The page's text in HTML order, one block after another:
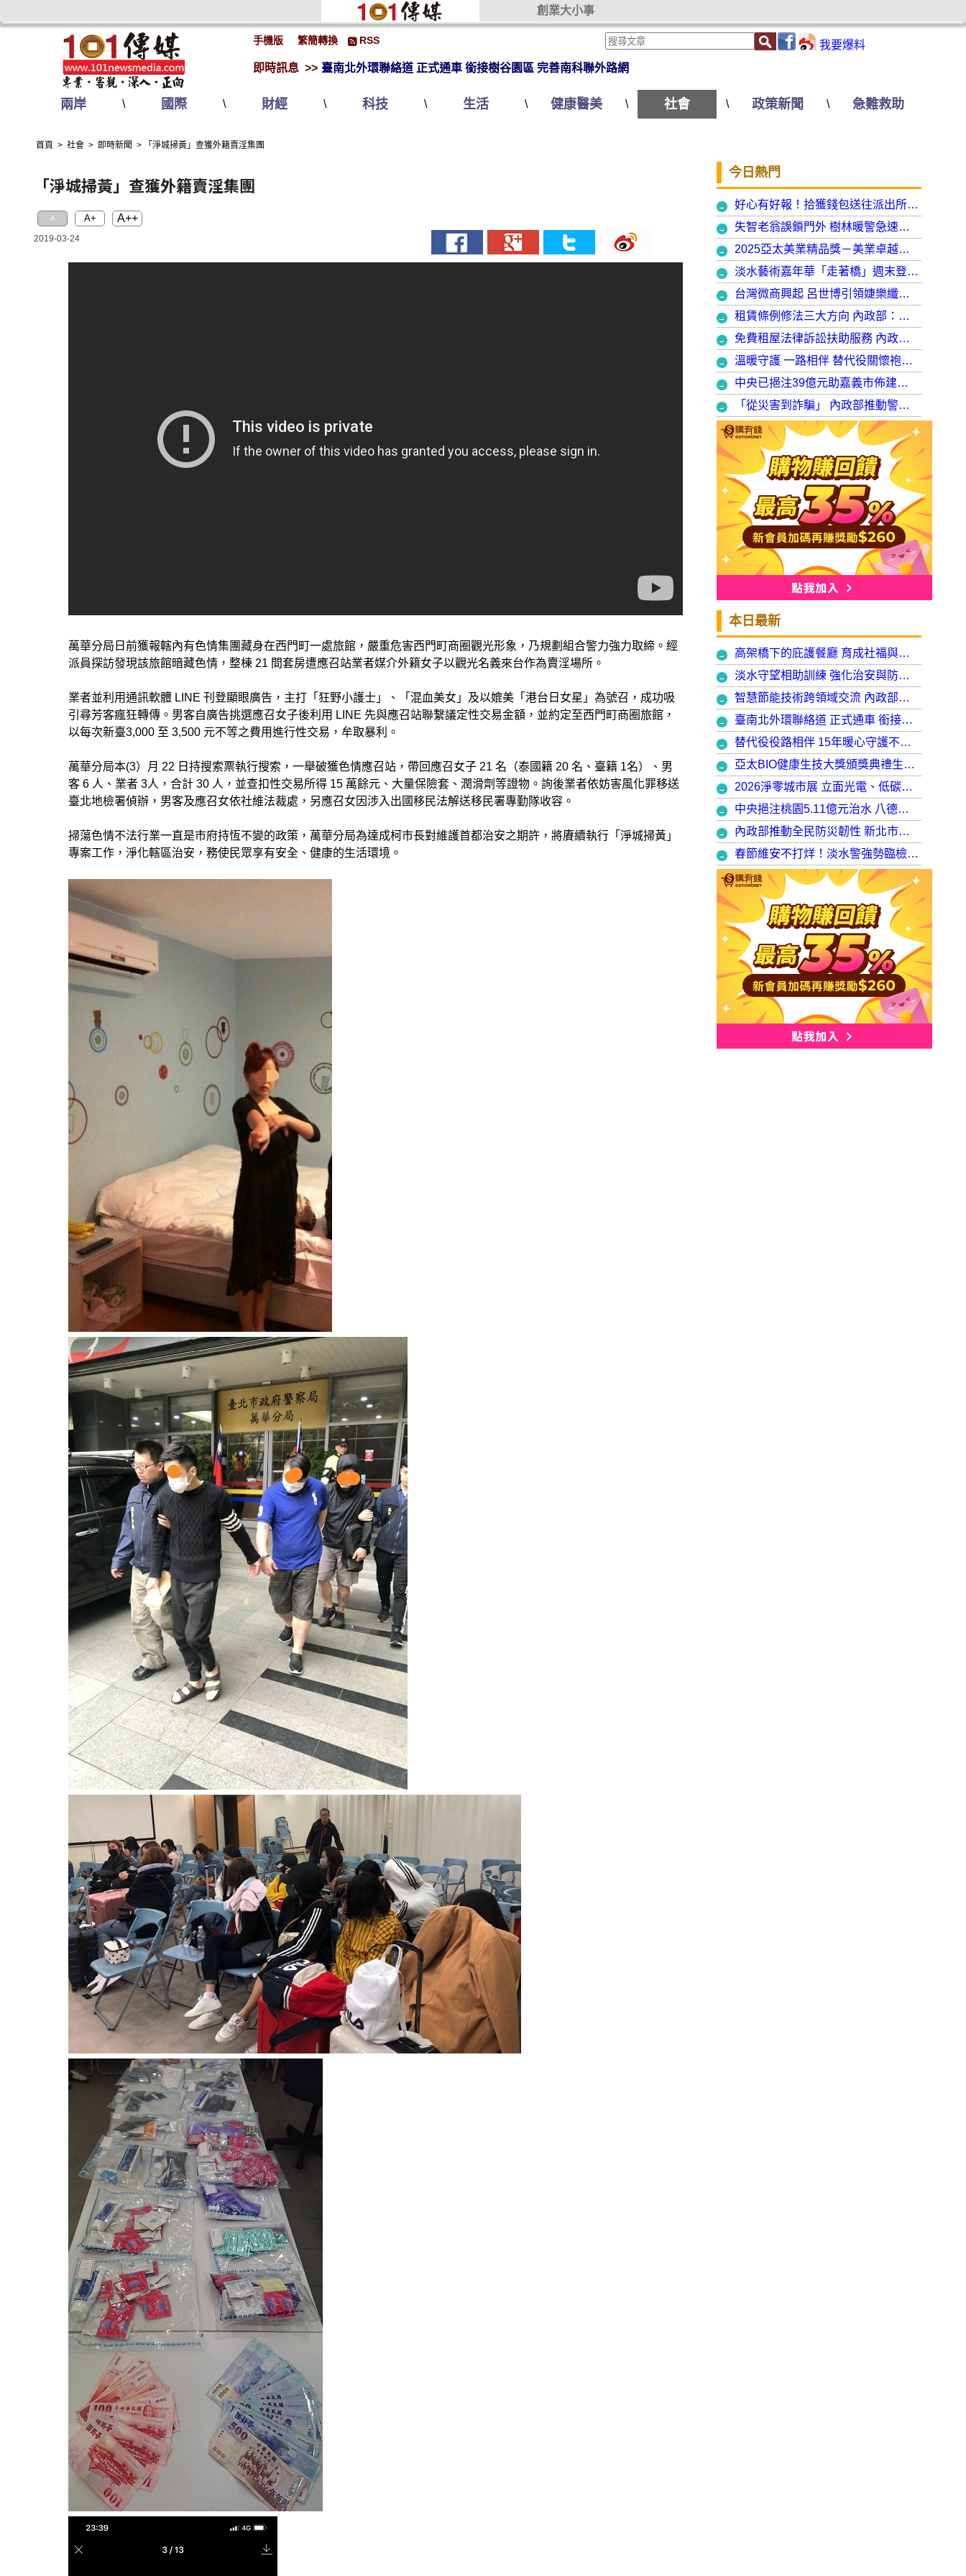
創業大小事
手機版 繁簡轉換 RSS
我要爆料
即時訊息 >> 臺南北外環聯絡道 正式通車 銜接樹谷園區 完善南科聯外路網
兩岸 \ 國際 \ 財經 \ 科技 \ 生活 \ 健康醫美 \ 社會 \ 政策新聞 \ 急難救助
首頁 > 社會 > 即時新聞 > 「淨城掃黃」查獲外籍賣淫集團
「淨城掃黃」查獲外籍賣淫集團
A A+ A++
2019-03-24
萬華分局日前獲報轄內有色情集團藏身在西門町一處旅館，嚴重危害西門町商圈觀光形象，乃規劃組合警力強力取締。經
派員探訪發現該旅館暗藏色情，整棟 21 間套房遭應召站業者媒介外籍女子以觀光名義來台作為賣淫場所。
業者並利用通訊軟體 LINE 刊登顯眼廣告，主打「狂野小護士」、「混血美女」及以媲美「港台日女星」為號召，成功吸
引尋芳客瘋狂轉傳。男客自廣告挑選應召女子後利用 LINE 先與應召站聯繫議定性交易金額，並約定至西門町商圈旅館，
以每次新臺3,000 至 3,500 元不等之費用進行性交易，牟取暴利。
萬華分局本(3）月 22 日持搜索票執行搜索，一舉破獲色情應召站，帶回應召女子 21 名（泰國籍 20 名、臺籍 1名）、男
客 6 人、業者 3人，合計 30 人，並查扣性交易所得 15 萬餘元、大量保險套、潤滑劑等證物。詢後業者依妨害風化罪移送
臺北地檢署偵辦，男客及應召女依社維法裁處，另應召女因涉入出國移民法解送移民署專勤隊收容。
掃蕩色情不法行業一直是市府持恆不變的政策，萬華分局為達成柯市長對維護首都治安之期許，將賡續執行「淨城掃黃」
專案工作，淨化轄區治安，務使民眾享有安全、健康的生活環境。
今日熱門
好心有好報！拾獲錢包送往派出所竟發現自己遺失的手機
失智老翁誤鎖門外 樹林暖警急速營救阻飢寒
2025亞太美業精品獎－美業卓越大賞 揭曉年度最受矚目美業榮耀品牌
淡水藝術嘉年華「走著橋」週末登場 淡水警啟動交通管制
台灣微商興起 呂世博引領婕樂纖走入國際
租賃條例修法三大方向 內政部：保障租賃雙方權益 租客安心住、房東放心租
免費租屋法律訴訟扶助服務 內政部：9月30日起正式開辦受理
溫暖守護 一路相伴 替代役關懷袍澤弟兄 以行動展現同袍大愛
中央已挹注39億元助嘉義市佈建污水系統 內政部：東區用戶接管將新增3萬戶 期許未來推動再生水永續利用
「從災害到詐騙」 內政部推動警大轉型強化災防與偵查能力
本日最新
高架橋下的庇護餐廳 育成社福與建築師共創都市再生典範，打造最美的庇護工場
淡水守望相助訓練 強化治安與防衛韌性
智慧節能技術跨領域交流 內政部攜手產官學加速建築淨零轉型
臺南北外環聯絡道 正式通車 銜接樹谷園區 完善南科聯外路網
替代役役路相伴 15年暖心守護不停歇，攜手走出溫暖與希望
亞太BIO健康生技大獎頒獎典禮生技健康產業榮耀盛會
2026淨零城市展 立面光電、低碳社宅齊登場 內政部攜手產業走入生活場域 共築2050淨零願景
中央挹注桃園5.11億元治水 八德區大仁滯洪池今啟用 守護龜山產業園區6千億產值 保障3.5萬居民安全
內政部推動全民防災韌性 新北市防災士培訓突破 2 萬人
春節維安不打烊！淡水警強勢臨檢掃蕩 封閉式路檢斷絕治安隱憂